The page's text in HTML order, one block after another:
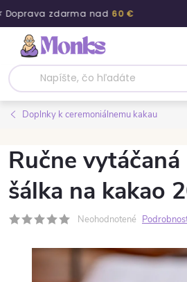
Doprava zdarma nad 60 €
Prejsť na obsah
Doplnky k ceremoniálnemu kakau
Ručne
šálka na kakao
Neohodnotené